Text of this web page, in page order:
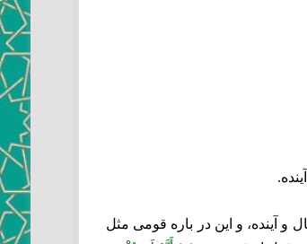
و آينده، و اين در باره قومى مثل